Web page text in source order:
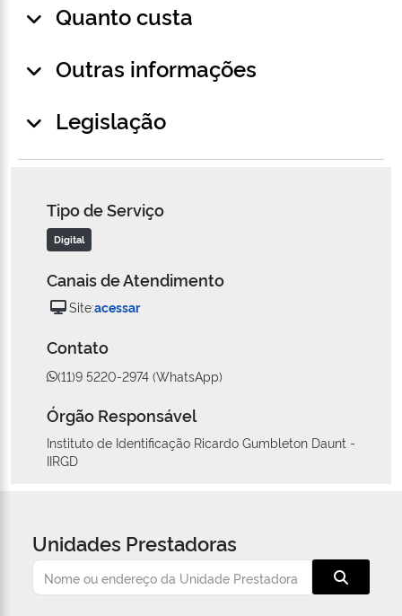
Quanto custa
Outras informações
Legislação
Tipo de Serviço
Digital
Canais de Atendimento
Site:acessar
Contato
(11)9 5220-2974 (WhatsApp)
Órgão Responsável
Instituto de Identificação Ricardo Gumbleton Daunt -
IIRGD
Unidades Prestadoras